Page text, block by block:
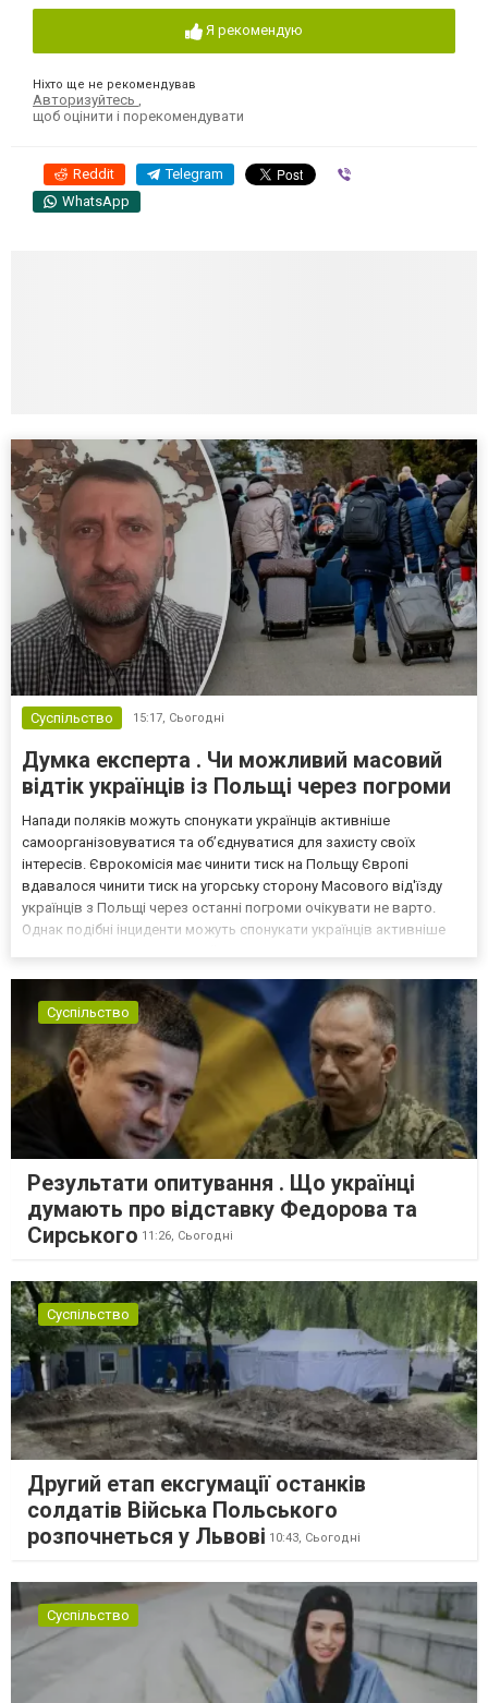
Я рекомендую
Ніхто ще не рекомендував
Авторизуйтесь
щоб оцінити і порекомендувати
Reddit Telegram
WhatsApp
Суспільство 15:17, Сьогодні
Думка експерта . Чи можливий масовий
відтік українців із Польщі через погроми
Напади поляків можуть спонукати українців активніше
самоорганізовуватися та об’єднуватися для захисту своїх
інтересів. Єврокомісія має чинити тиск на Польщу Європі
вдавалося чинити тиск на угорську сторону Масового від'їзду
українців з Польщі через останні погроми очікувати не варто.
Однак подібні інциденти можуть спонукати українців активніше
Суспільство
Результати опитування . Що українці
думають про відставку Федорова та
Сирського 11:26, Сьогодні
Суспільство
Другий етап ексгумації останків
солдатів Війська Польського
розпочнеться у Львові 10:43, Сьогодні
Суспільство